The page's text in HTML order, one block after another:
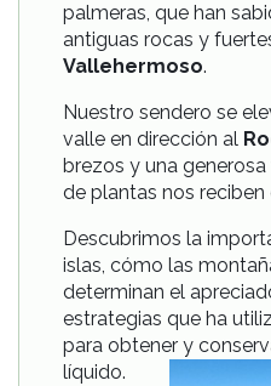
palmeras, que han
antiguas rocas y
Vallehermoso.
Nuestro sendero se
valle en dirección al
brezos y una
de plantas nos reciben
Descubrimos la
islas, cómo las
determinan el
estrategias que ha
para obtener y
líquido.